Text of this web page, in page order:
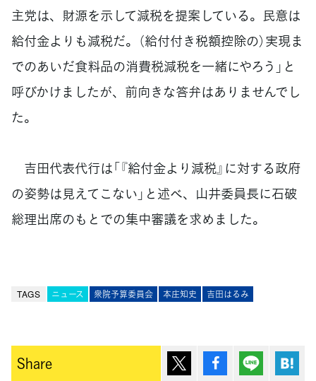
主党は、財源を示して減税を提案している。民意は
給付金よりも減税だ。（給付付き税額控除の）実現ま
でのあいだ食料品の消費税減税を一緒にやろう」と
呼びかけましたが、前向きな答弁はありませんでし
た。
吉田代表代行は「『給付金より減税』に対する政府
の姿勢は見えてこない」と述べ、山井委員長に石破
総理出席のもとでの集中審議を求めました。
TAGS ニュース 衆院予算委員会 本庄知史 吉田はるみ
Share ポスト シェア Lineで送